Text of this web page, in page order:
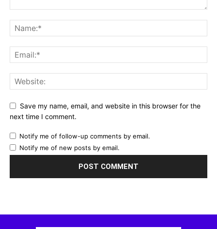
Save my name, email, and website in this browser for the
next time I comment.
Notify me of follow-up comments by email.
Notify me of new posts by email.